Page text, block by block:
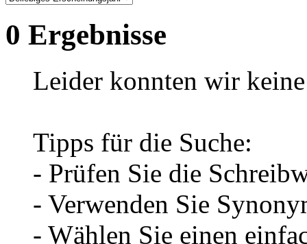
0 Ergebnisse
Leider konnten wir
Tipps für die Suche:
- Prüfen Sie die
- Verwenden Sie
- Wählen Sie einen